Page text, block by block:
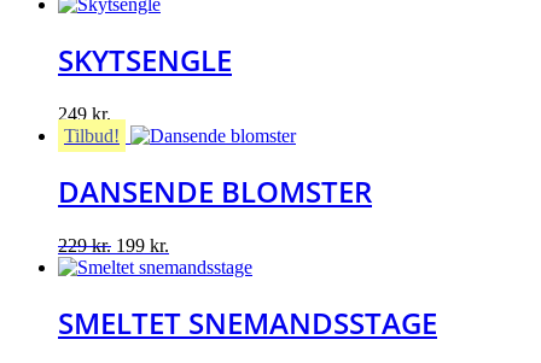
SKYTSENGLE
249 kr.
Tilbud!
DANSENDE BLOMSTER
229kr. Original
price
229 kr..
199 kr.
price
199 kr..
SMELTET SNEMANDSSTAGE